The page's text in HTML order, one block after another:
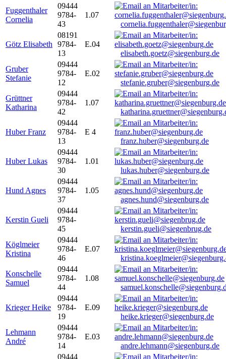
Fuggenthaler
Cornelia
09444
9784-
43
1.07
Götz Elisabeth
08191
9784-
13
E.04
elisabeth.goetz@siegenburg.de
Gruber
Stefanie
09444
9784-
12
E.02
stefanie.gruber@siegenburg.de
Grüttner
Katharina
09444
9784-
42
1.07
Huber Franz
09444
9784-
13
E 4
franz.huber@siegenburg.de
Huber Lukas
09444
9784-
30
1.01
lukas.huber@siegenburg.de
Hund Agnes
09444
9784-
37
1.05
agnes.hund@siegenburg.de
Kerstin Gueli
09444
9784-
45
kerstin.gueli@siegenbrug.de
Köglmeier
Kristina
09444
9784-
46
E.07
Konschelle
Samuel
09444
9784-
44
1.08
Krieger Heike
09444
9784-
19
E.09
heike.krieger@siegenburg.de
Lehmann
André
09444
9784-
14
E.03
andre.lehmann@siegenburg.de
09444